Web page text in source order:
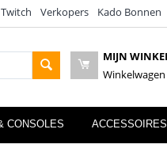
Verkopers Kado Bonnen
MIJN
Winkelwagen
CONSOLES ACCESSOIRES